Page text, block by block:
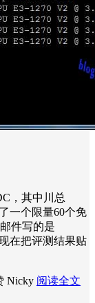
，其中川总
一个限量60个免
件写的是
在把评测结果贴
Nicky 阅读全文